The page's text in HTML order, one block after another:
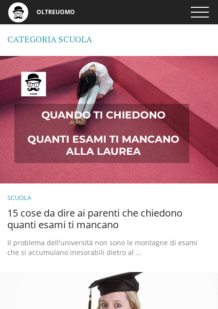
OLTREUOMO
CATEGORIA SCUOLA
SCUOLA
15 cose da dire ai parenti che chiedono
quanti esami ti mancano
Il problema dell'università non sono le montagne di esami
che si accumulano inesorabili dietro al …